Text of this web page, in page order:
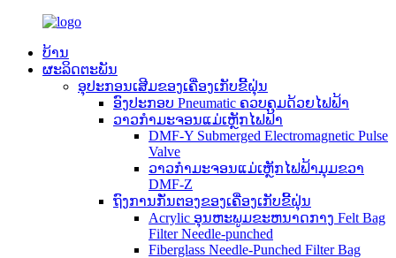
ບ້ານ
ຜະລິດຕະພັນ
ອຸປະກອນເສີມຂອງເຄື່ອງເກັບຂີ້ຝຸ່ນ
ອົງປະກອບ Pneumatic ຄວບຄຸມດ້ວຍໄຟຟ້າ
ວາວກຳມະຈອນແມ່ເຫຼັກໄຟຟ້າ
DMF-Y Submerged Electromagnetic Pulse
Valve
ວາວກຳມະຈອນແມ່ເຫຼັກໄຟຟ້າມຸມຂວາ
DMF-Z
ຖົງການກັ່ນຕອງຂອງເຄື່ອງເກັບຂີ້ຝຸ່ນ
Acrylic ອຸນຫະພູມຂະຫນາດກາງ Felt Bag
Filter Needle-punched
Fiberglass Needle-Punched Filter Bag